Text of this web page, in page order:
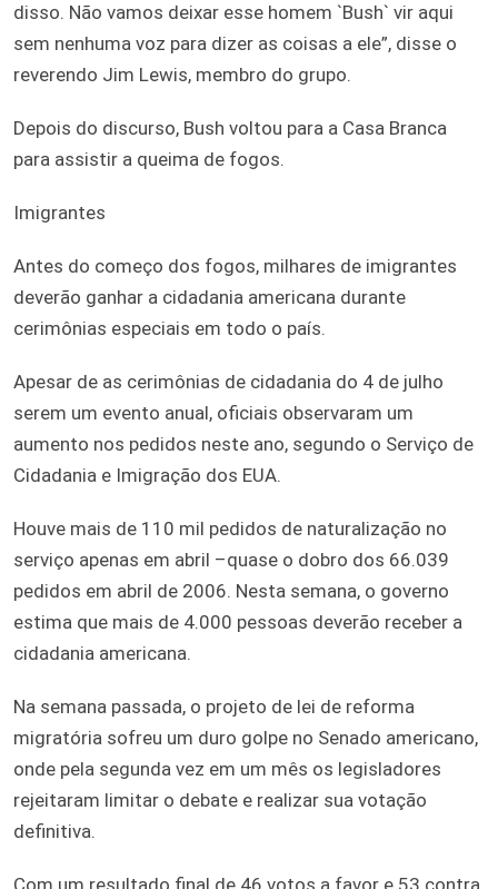
disso. Não vamos deixar esse homem `Bush` vir aqui
sem nenhuma voz para dizer as coisas a ele”, disse o
reverendo Jim Lewis, membro do grupo.
Depois do discurso, Bush voltou para a Casa Branca
para assistir a queima de fogos.
Imigrantes
Antes do começo dos fogos, milhares de imigrantes
deverão ganhar a cidadania americana durante
cerimônias especiais em todo o país.
Apesar de as cerimônias de cidadania do 4 de julho
serem um evento anual, oficiais observaram um
aumento nos pedidos neste ano, segundo o Serviço de
Cidadania e Imigração dos EUA.
Houve mais de 110 mil pedidos de naturalização no
serviço apenas em abril –quase o dobro dos 66.039
pedidos em abril de 2006. Nesta semana, o governo
estima que mais de 4.000 pessoas deverão receber a
cidadania americana.
Na semana passada, o projeto de lei de reforma
migratória sofreu um duro golpe no Senado americano,
onde pela segunda vez em um mês os legisladores
rejeitaram limitar o debate e realizar sua votação
definitiva.
Com um resultado final de 46 votos a favor e 53 contra